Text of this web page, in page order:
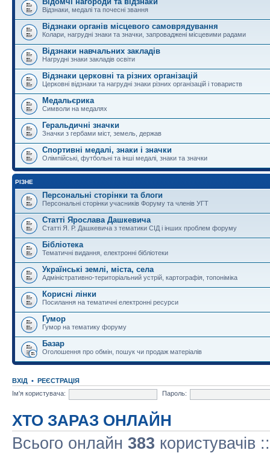
Відзнаки, медалі та почесні звання
Відзнаки органів місцевого самоврядування
Колари, нагрудні знаки та значки, запроваджені місцевими радами
Відзнаки навчальних закладів
Нагрудні знаки закладів освіти
Відзнаки церковні та різних організацій
Церковні відзнаки та нагрудні знаки різних організацій і товариств
Медальєрика
Символи на медалях
Геральдичні значки
Значки з гербами міст, земель, держав
Спортивні медалі, знаки і значки
Олімпійські, футбольні та інші медалі, знаки та значки
РІЗНЕ
Персональні сторінки та блоги
Персональні сторінки учасників Форуму та членів УГТ
Статті Ярослава Дашкевича
Статті Я. Р. Дашкевича з тематики СІД і інших проблем форуму
Бібліотека
Тематичні видання, електронні бібліотеки
Українські землі, міста, села
Адміністративно-територіальний устрій, картографія, топоніміка
Корисні лінки
Посилання на тематичні електронні ресурси
Гумор
Гумор на тематику форуму
Базар
Оголошення про обмін, пошук чи продаж матеріалів
ВХІД • РЕЄСТРАЦІЯ
Ім'я користувача:
Пароль:
ХТО ЗАРАЗ ОНЛАЙН
Всього онлайн 383 користувачів